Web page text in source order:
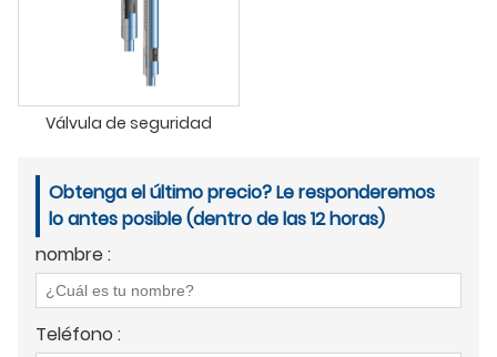
Válvula de seguridad
Obtenga el último precio? Le responderemos
lo antes posible (dentro de las 12 horas)
nombre :
Teléfono :